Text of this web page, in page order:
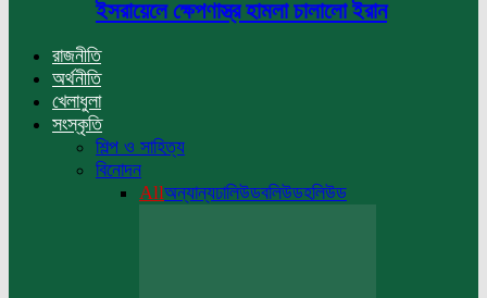
ইসরায়েলে ক্ষেপণাস্ত্র হামলা চালালো ইরান
রাজনীতি
অর্থনীতি
খেলাধুলা
সংস্কৃতি
শিল্প ও সাহিত্য
বিনোদন
Allঅন্যান্যঢালিউডবলিউডহলিউড